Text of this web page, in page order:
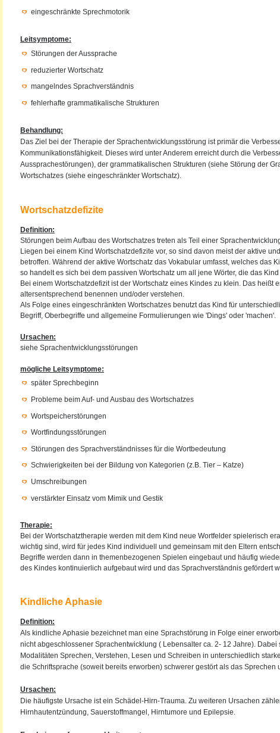
eingeschränkte Sprechmotorik
Leitsymptome:
Störungen der Aussprache
reduzierter Wortschatz
mangelndes Sprachverständnis
fehlerhafte grammatikalische Strukturen
Behandlung:
Das Ziel bei der Therapie der Sprachentwicklungsstörung ist primär die
Kommunikationsfähigkeit. Dieses wird unter Anderem erreicht durch die
Aussprachestörungen), der grammatikalischen Strukturen (siehe Störung der
Wortschatzes (siehe eingeschränkter Wortschatz).
Wortschatzdefizite
Definition:
Störungen beim Aufbau des Wortschatzes treten als Teil einer
Liegen bei einem Kind Wortschatzdefizite vor, so sind davon meist der aktive
betroffen. Während der aktive Wortschatz das Vokabular umfasst, welches das
so handelt es sich bei dem passiven Wortschatz um all jene Wörter, die das
Bei einem Wortschatzdefizit ist der Wortschatz eines Kindes zu klein. Das heißt
altersentsprechend benennen und/oder verstehen.
Als Folge eines eingeschränkten Wortschatzes benutzt das Kind für
Begriff, Oberbegriffe und allgemeine Formulierungen wie 'Dings' oder 'machen'.
Ursachen:
siehe Sprachentwicklungsstörungen
mögliche Leitsymptome:
später Sprechbeginn
Probleme beim Auf- und Ausbau des Wortschatzes
Wortspeicherstörungen
Wortfindungsstörungen
Störungen des Sprachverständnisses für die Wortbedeutung
Schwierigkeiten bei der Bildung von Kategorien (z.B. Tier – Katze)
Umschreibungen
verstärkter Einsatz vom Mimik und Gestik
Therapie:
Bei der Wortschatztherapie werden mit dem Kind neue Wortfelder spielerisch
wichtig sind, wird für jedes Kind individuell und gemeinsam mit den Eltern
Begriffe werden dann in themenbezogenen Spielen eingebaut und häufig
des Kindes kontinuierlich aufgebaut wird und das Sprachverständnis gefördert
Kindliche Aphasie
Definition:
Als kindliche Aphasie bezeichnet man eine Sprachstörung in Folge einer
nicht abgeschlossener Sprachentwicklung ( Lebensalter ca. 2- 12 Jahre). Dabei
Modalitäten Sprechen, Verstehen, Lesen und Schreiben in unterschiedlich
die Schriftsprache (soweit bereits erworben) schwerer gestört als das Sprechen
Ursachen:
Die häufigste Ursache ist ein Schädel-Hirn-Trauma. Zu weiteren Ursachen
Hirnhautentzündung, Sauerstoffmangel, Hirntumore und Epilepsie.